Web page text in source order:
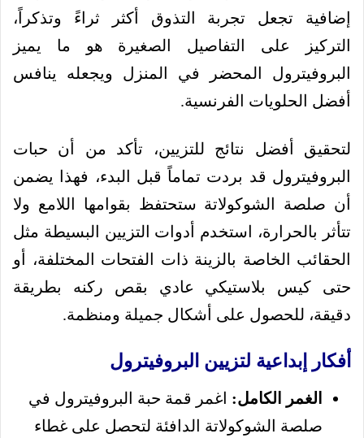
إضافية تجعل تجربة التذوق أكثر ثراءً وتذكراً،
التركيز على التفاصيل الصغيرة هو ما يميز
البروفيترول المحضر في المنزل ويجعله ينافس
أفضل الحلويات الفرنسية.
لتحقيق أفضل نتائج للتزيين، تأكد من أن حبات
البروفيترول قد بردت تماماً قبل البدء، فهذا يضمن
أن صلصة الشوكولاتة ستحتفظ بقوامها اللامع ولا
تتأثر بالحرارة، استخدم أدوات التزيين البسيطة مثل
الحقائب الخاصة بالزينة ذات الفتحات المختلفة، أو
حتى كيس بلاستيكي عادي بقص ركنه بطريقة
دقيقة، للحصول على أشكال جميلة ومنظمة.
أفكار إبداعية لتزيين البروفيترول
الغمر الكامل: اغمر قمة حبة البروفيترول في
صلصة الشوكولاتة الدافئة لتحصل على غطاء